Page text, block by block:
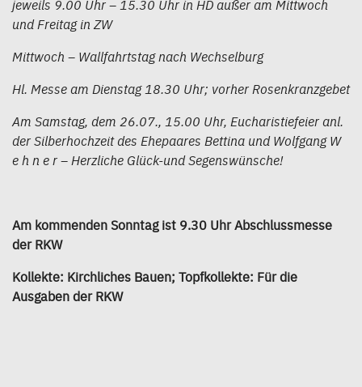
jeweils 9.00 Uhr – 15.30 Uhr in HD außer am Mittwoch
und Freitag in ZW
Mittwoch – Wallfahrtstag nach Wechselburg
Hl. Messe am Dienstag 18.30 Uhr; vorher Rosenkranzgebet
Am Samstag, dem 26.07., 15.00 Uhr, Eucharistiefeier anl.
der Silberhochzeit des Ehepaares Bettina und Wolfgang W
e h n e r – Herzliche Glück-und Segenswünsche!
Am kommenden Sonntag ist 9.30 Uhr Abschlussmesse
der RKW
Kollekte: Kirchliches Bauen; Topfkollekte: Für die
Ausgaben der RKW